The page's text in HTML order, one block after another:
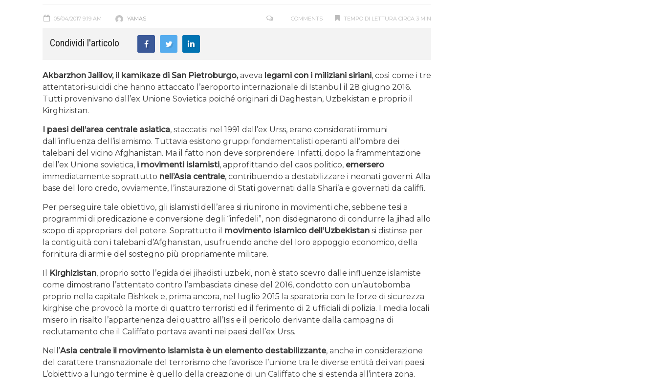
05/04/2017 9:19 AM YAMAS TEMPO DI LETTURA CIRCA 3 MIN
COMMENTS
Condividi l'articolo
Akbarzhon Jalilov, il kamikaze di San Pietroburgo,aveva legami con i miliziani siriani, così come i tre
attentatori-suicidi che hanno attaccato l’aeroporto internazionale di Istanbul il 28 giugno 2016.
Tutti provenivano dall’ex Unione Sovietica poiché originari di Daghestan, Uzbekistan e proprio il
Kirghizistan.
I paesi dell’area centrale asiatica, staccatisi nel 1991 dall’ex Urss, erano considerati immuni
dall’influenza dell’islamismo. Tuttavia esistono gruppi fondamentalisti operanti all’ombra dei
talebani del vicino Afghanistan. Ma il fatto non deve sorprendere. Infatti, dopo la frammentazione
dell’ex Unione sovietica, i movimenti islamisti, approfittando del caos politico, emersero
immediatamente soprattutto nell’Asia centrale, contribuendo a destabilizzare i neonati governi. Alla
base del loro credo, ovviamente, l’instaurazione di Stati governati dalla Shari’a e governati da califfi.
Per perseguire tale obiettivo, gli islamisti dell’area si riunirono in movimenti che, sebbene tesi a
programmi di predicazione e conversione degli “infedeli”, non disdegnarono di condurre la jihad allo
scopo di appropriarsi del potere. Soprattutto il movimento islamico dell’Uzbekistan si distinse per
la contiguità con i talebani d’Afghanistan, usufruendo anche del loro appoggio economico, della
fornitura di armi e del sostegno più propriamente militare.
Kirghizistan, proprio sotto l’egida dei jihadisti uzbeki, non è stato scevro dalle influenze islamiste
come dimostrano l’attentato contro l’ambasciata cinese del 2016, condotto con un’autobomba
proprio nella capitale Bishkek e, prima ancora, nel luglio 2015 la sparatoria con le forze di sicurezza
kirghise che provocò la morte di quattro terroristi ed il ferimento di 2 ufficiali di polizia. I media locali
misero in risalto l’appartenenza dei quattro all’Isis e il pericolo derivante dalla campagna di
reclutamento che il Califfato portava avanti nei paesi dell’ex Urss.
Nell’Asia centrale il movimento islamista è un elemento destabilizzante, anche in considerazione
del carattere transnazionale del terrorismo che favorisce l’unione tra le diverse entità dei vari paesi.
L’obiettivo a lungo termine è quello della creazione di un Califfato che si estenda all’intera zona.